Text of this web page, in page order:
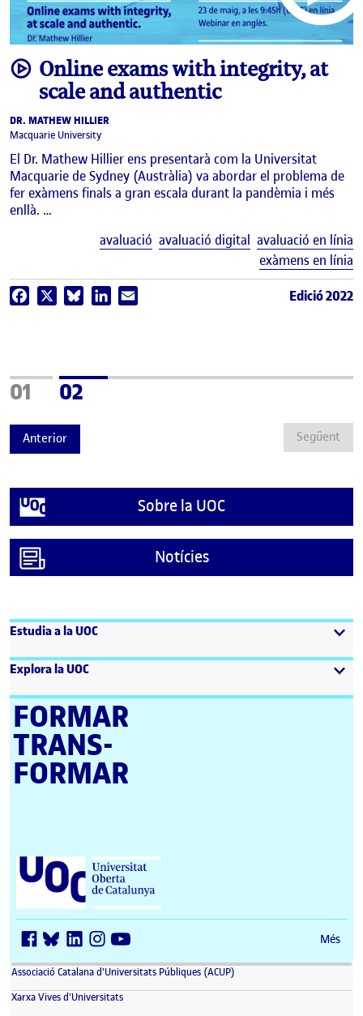
videoOnline exams with integrity, at
scale and authentic
DR. MATHEW HILLIER
Macquarie University
El Dr. Mathew Hillier ens presentarà com la Universitat
Macquarie de Sydney (Austràlia) va abordar el problema de
fer exàmens finals a gran escala durant la pandèmia i més
enllà. …
avaluació avaluació digital avaluació en línia
exàmens en línia
Facebook BlueskyLinkedIn Edició 2022
Anterior
Pàgina
01 Pàgina
02
Següent
Sobre la UOC
Notícies
Estudia a la UOC
Explora la UOC
FORMAR
TRANS­
FORMAR
Universitat Oberta de Catalunya (UOC)
Més
Associació Catalana d'Universitats Públiques (ACUP)
Xarxa Vives d'Universitats(s'obre en una finestra nova)